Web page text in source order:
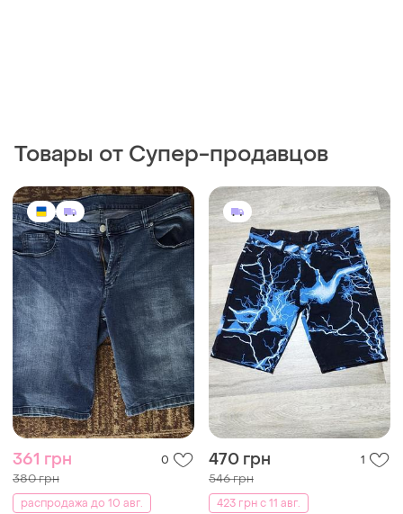
Товары от Супер-продавцов
361 грн 0
380 грн
распродажа до 10 авг.
470 грн 1
546 грн
423 грн с 11 авг.